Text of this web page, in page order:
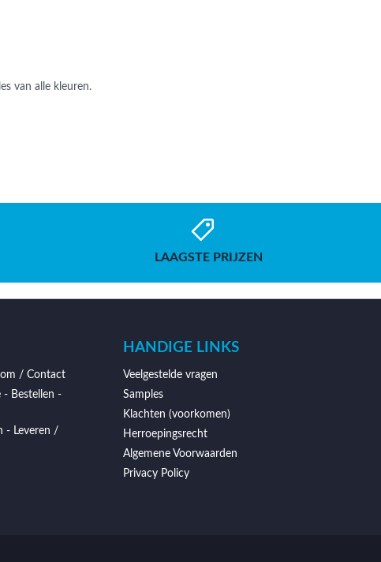
van alle kleuren.
LAAGSTE PRIJZEN
/ Contact
- Bestellen -
- Leveren /
HANDIGE LINKS
Veelgestelde vragen
Samples
Klachten (voorkomen)
Herroepingsrecht
Algemene Voorwaarden
Privacy Policy